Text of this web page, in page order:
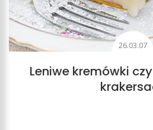
26.03.07
Leniwe kremówki